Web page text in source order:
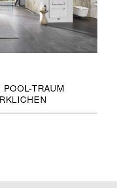
TRAUM